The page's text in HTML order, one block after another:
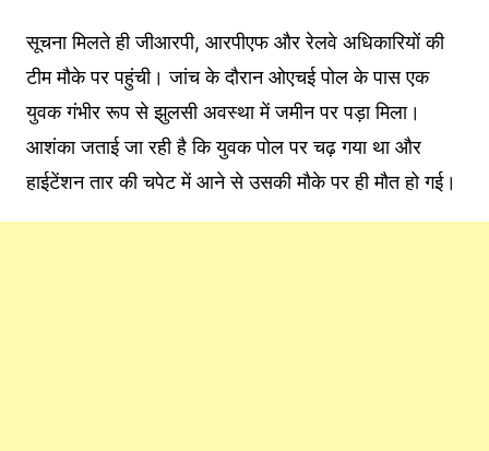
सूचना मिलते ही जीआरपी, आरपीएफ और रेलवे अधिकारियों की
टीम मौके पर पहुंची। जांच के दौरान ओएचई पोल के पास एक
युवक गंभीर रूप से झुलसी अवस्था में जमीन पर पड़ा मिला।
आशंका जताई जा रही है कि युवक पोल पर चढ़ गया था और
हाईटेंशन तार की चपेट में आने से उसकी मौके पर ही मौत हो गई।